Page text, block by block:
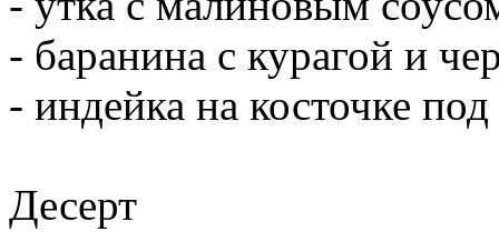
- баранина с курагой и
- индейка на косточке
Десерт